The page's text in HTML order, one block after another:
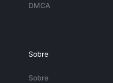
DMCA
Sobre
Sobre